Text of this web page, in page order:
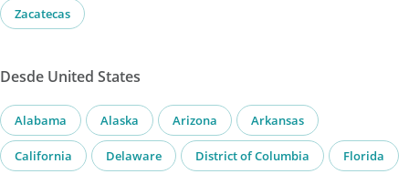
Zacatecas
Desde United States
Alabama Alaska Arizona Arkansas
California Delaware District of Columbia Florida